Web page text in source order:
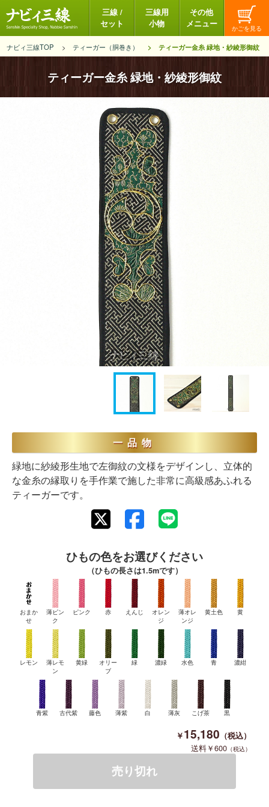
三線 /
セット
三線用
小物
その他
メニュー
ナビィ三線TOP ティーガー（胴巻き） ティーガー金糸 緑地・紗綾形御紋
ティーガー金糸 緑地・紗綾形御紋
一品物
緑地に紗綾形生地で左御紋の文様をデザインし、立体的
な金糸の縁取りを手作業で施した非常に高級感あふれる
ティーガーです。
ひもの色をお選びください
（ひもの長さは1.5mです）
おまか
せ
薄ピン
ク
ピンク 赤 えんじ
オレン
ジ
薄オレ
ンジ
黄土色 黄
レモン
薄レモ
ン
黄緑
オリー
ブ
緑 濃緑 水色 青 濃紺
青紫 古代紫 藤色 薄紫 白 薄灰 こげ茶 黒
15,180
600